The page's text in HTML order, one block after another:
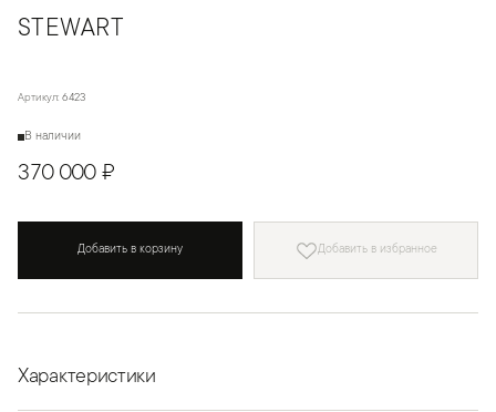
STEWART
Артикул: 6423
В наличии
370 000 ₽
Добавить в корзину Добавить в избранное
Характеристики